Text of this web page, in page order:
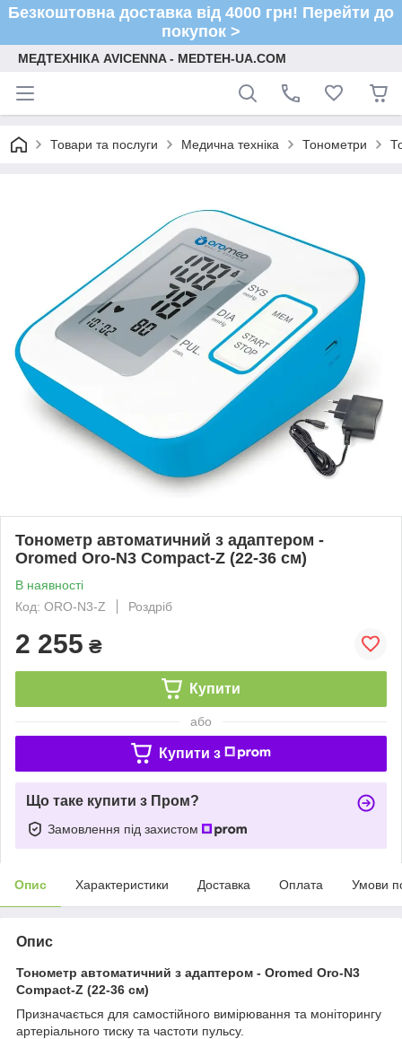
Безкоштовна доставка від 4000 грн! Перейти до
покупок >
МЕДТЕХНІКА AVICENNA - MEDTEH-UA.COM
Товари та послуги Медична техніка Тонометри
Тонометр автоматичний з адаптером -
Oromed Oro-N3 Compact-Z (22-36 см)
В наявності
Код: ORO-N3-Z
Роздріб
2 255 ₴
Купити
або
Купити з
Що таке купити з Пром?
Замовлення під захистом
Опис Характеристики Доставка Оплата Умови
Опис
Тонометр автоматичний з адаптером - Oromed Oro-N3
Compact-Z (22-36 см)
Призначається для самостійного вимірювання та моніторингу
артеріального тиску та частоти пульсу.